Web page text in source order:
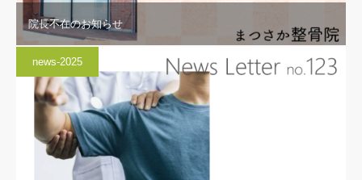
院長不在のお知らせ
news-2025